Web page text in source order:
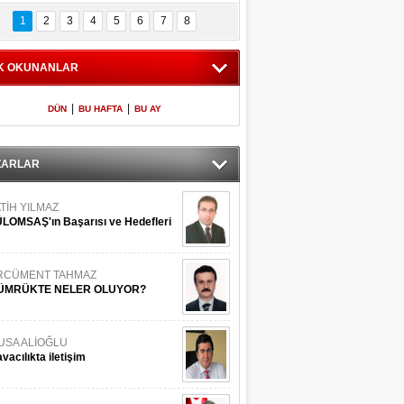
İstanbul
Adaları
600 milletvekilinin
listesi
1 2 3 4 5 6 7 8
OKUNANLAR
DÜN BU HAFTA BU AY
YILMAZ
Başarısı ve Hedefleri
TAHMAZ
NELER OLUYOR?
ALİOĞLU
iletişim